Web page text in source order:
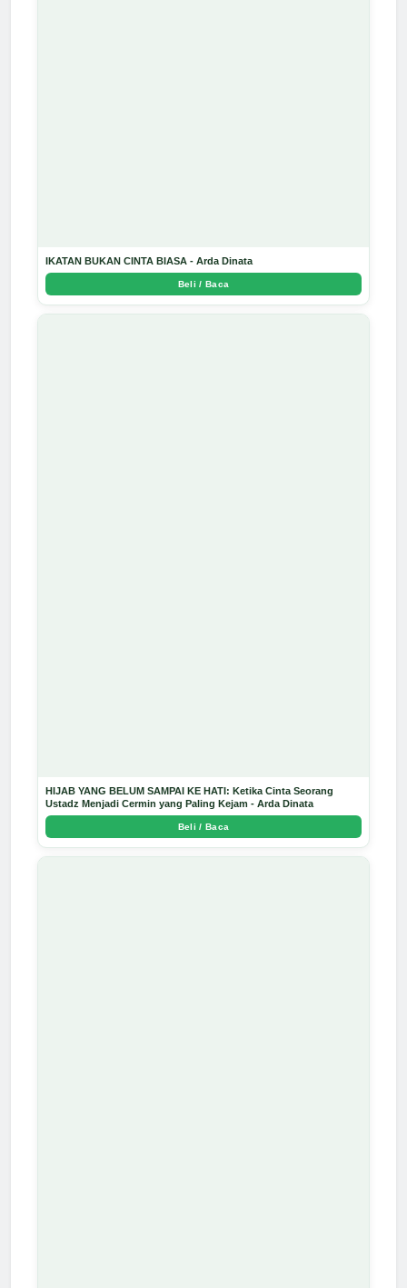
IKATAN BUKAN CINTA BIASA - Arda Dinata
Beli / Baca
HIJAB YANG BELUM SAMPAI KE HATI: Ketika Cinta Seorang
Ustadz Menjadi Cermin yang Paling Kejam - Arda Dinata
Beli / Baca